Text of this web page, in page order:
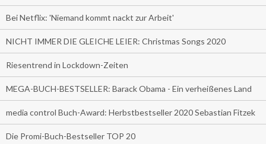
Bei Netflix: 'Niemand kommt nackt zur Arbeit'
NICHT IMMER DIE GLEICHE LEIER: Christmas Songs 2020
Riesentrend in Lockdown-Zeiten
MEGA-BUCH-BESTSELLER: Barack Obama - Ein verheißenes Land
media control Buch-Award: Herbstbestseller 2020 Sebastian Fitzek
Die Promi-Buch-Bestseller TOP 20